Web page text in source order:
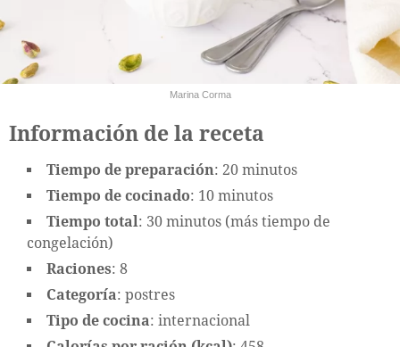
Marina Corma
Información de la receta
Tiempo de preparación: 20 minutos
Tiempo de cocinado: 10 minutos
Tiempo total: 30 minutos (más tiempo de
congelación)
Raciones: 8
Categoría: postres
Tipo de cocina: internacional